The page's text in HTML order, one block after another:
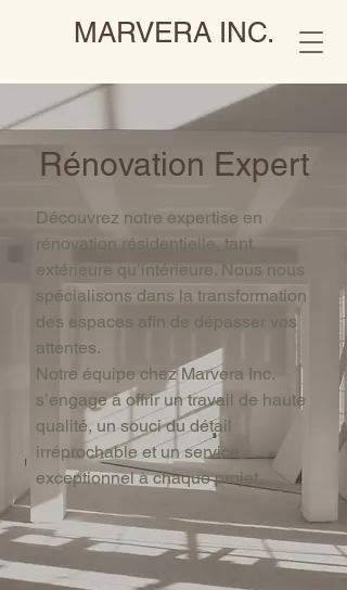
MARVERA INC.
Rénovation Expert
Découvrez notre expertise en
rénovation résidentielle, tant
extérieure qu’intérieure. Nous nous
spécialisons dans la transformation
des espaces afin de dépasser vos
attentes.
Notre équipe chez Marvera Inc.
s’engage à offrir un travail de haute
qualité, un souci du détail
irréprochable et un service
exceptionnel à chaque projet.